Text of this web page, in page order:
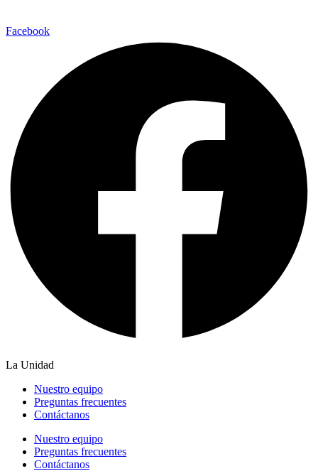
Facebook
La Unidad
Nuestro equipo
Preguntas frecuentes
Contáctanos
Nuestro equipo
Preguntas frecuentes
Contáctanos